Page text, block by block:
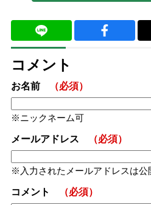
コメント
お名前 （必須）
ニックネーム可
メールアドレス （必須）
入力されたメールアドレスは公
コメント （必須）